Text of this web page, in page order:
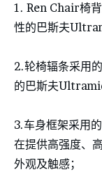
1. Ren Chair椅
性的巴斯夫
2.轮椅辐条采用
的巴斯夫
3.车身框架采用
在提供高强度、
外观及触感；